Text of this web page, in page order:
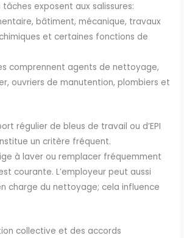
exposent aux salissures:
bâtiment, mécanique, travaux
et certaines fonctions de
comprennent agents de nettoyage,
ouvriers de manutention, plombiers et
régulier de bleus de travail ou d’EPI
un critère fréquent.
à laver ou remplacer fréquemment
courante. L’employeur peut aussi
charge du nettoyage; cela influence
collective et des accords